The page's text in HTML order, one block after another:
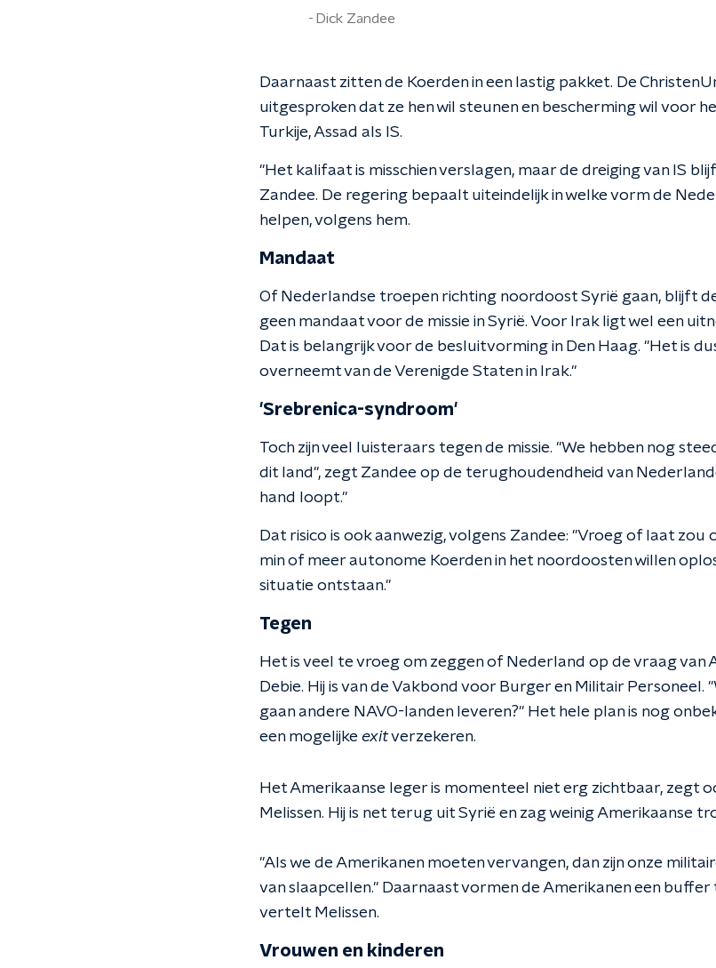
Dick Zandee
Daarnaast zitten de Koerden in een lastig pakket. De
uitgesproken dat ze hen wil steunen en bescherming wil voor
Turkije, Assad als IS.
"Het kalifaat is misschien verslagen, maar de dreiging van IS
Zandee. De regering bepaalt uiteindelijk in welke vorm de
helpen, volgens hem.
Mandaat
Of Nederlandse troepen richting noordoost Syrië gaan, blijft
geen mandaat voor de missie in Syrië. Voor Irak ligt wel een
Dat is belangrijk voor de besluitvorming in Den Haag. "Het is
overneemt van de Verenigde Staten in Irak."
'Srebrenica-syndroom'
Toch zijn veel luisteraars tegen de missie. "We hebben nog
dit land", zegt Zandee op de terughoudendheid van
hand loopt."
Dat risico is ook aanwezig, volgens Zandee: "Vroeg of laat zou
min of meer autonome Koerden in het noordoosten willen
situatie ontstaan."
Tegen
Het is veel te vroeg om zeggen of Nederland op de vraag van
Debie. Hij is van de Vakbond voor Burger en Militair
gaan andere NAVO-landen leveren?" Het hele plan is nog
een mogelijke exitverzekeren.
Het Amerikaanse leger is momenteel niet erg zichtbaar, zegt
Melissen. Hij is net terug uit Syrië en zag weinig Amerikaanse
"Als we de Amerikanen moeten vervangen, dan zijn onze
van slaapcellen." Daarnaast vormen de Amerikanen een buffer
vertelt Melissen.
Vrouwen en kinderen